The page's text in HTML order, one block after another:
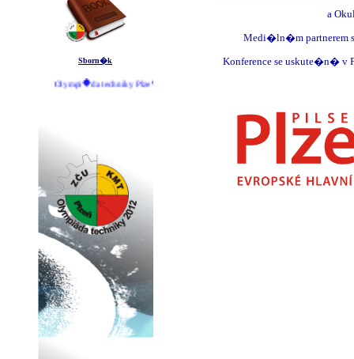
Sborn�k
Olympi�da techniky Plze� 2011
a
Medi�ln�m partnerem
Konference se uskute�n� v